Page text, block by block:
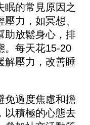
的常見原因之
力，如冥想、
助放鬆身心，排
。每天花15-20
解壓力，改善睡
過度焦慮和擔
以積極的心態去